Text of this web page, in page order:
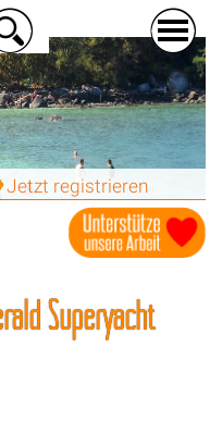
Jetzt registrieren
Superyacht